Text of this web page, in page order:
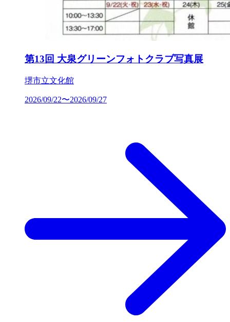
第13回 大泉グリーンフォトクラブ写真展
堺市立文化館
2026/09/22〜2026/09/27